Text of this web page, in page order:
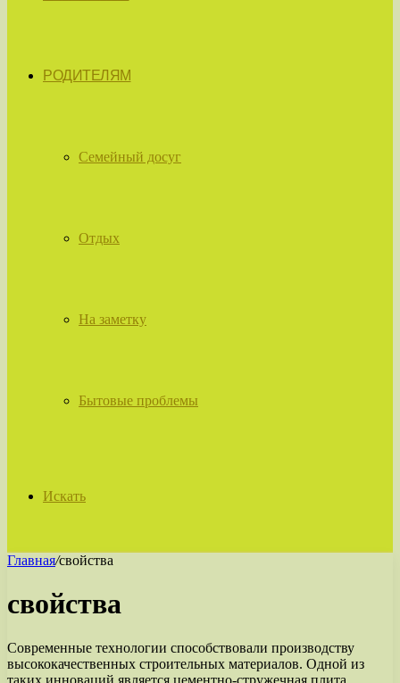
РОДИТЕЛЯМ
Семейный досуг
Отдых
На заметку
Бытовые проблемы
Искать
Главная/свойства
свойства
Современные технологии способствовали производству
высококачественных строительных материалов. Одной из
таких инноваций является цементно-стружечная плита